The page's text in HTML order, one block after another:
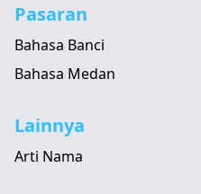
Pasaran
Bahasa Banci
Bahasa Medan
Lainnya
Arti Nama